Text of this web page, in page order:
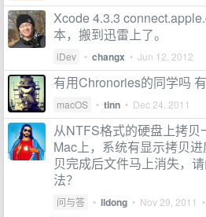
Xcode 4.3.3
本，搬到迅雷上了。
iDev • changx • Jun 12, 2012
有用Chronories的同学吗
macOS • tinn • Dec 24, 2011
从NTFS格式的硬盘上拷贝
Mac上，系统有显示拷贝
贝完成后文件马上消失，
法？
问与答 • lldong • Nov 29, 2011